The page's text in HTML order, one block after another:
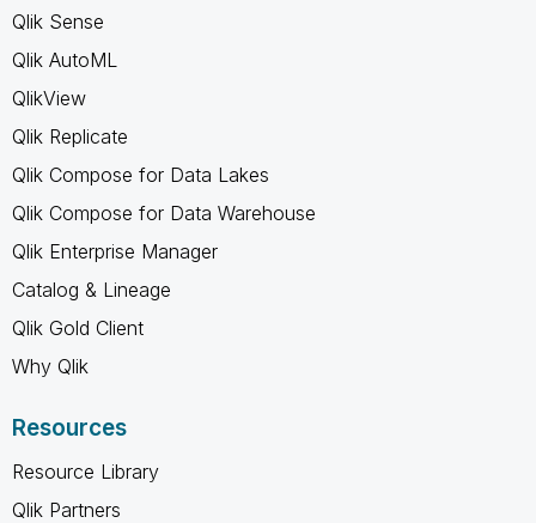
Qlik Sense
Qlik AutoML
QlikView
Qlik Replicate
Qlik Compose for Data Lakes
Qlik Compose for Data Warehouse
Qlik Enterprise Manager
Catalog & Lineage
Qlik Gold Client
Why Qlik
Resources
Resource Library
Qlik Partners